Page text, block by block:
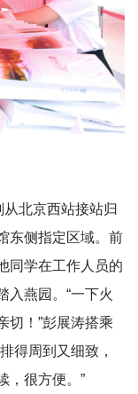
北京西站接站归
东侧指定区域。前
同学在工作人员的
入燕园。“一下火
切！”彭展涛搭乘
得周到又细致，
，很方便。”